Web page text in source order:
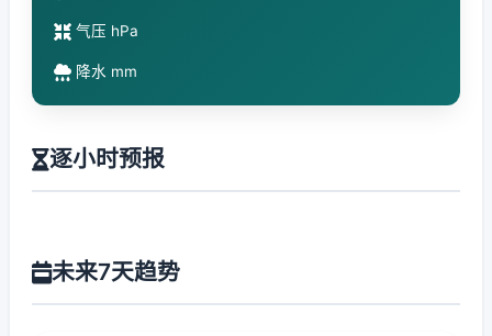
气压 hPa
降水 mm
逐小时预报
未来7天趋势